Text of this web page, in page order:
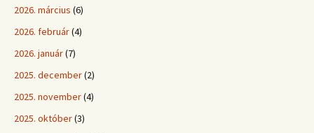
2026. március (6)
2026. február(4)
2026. január(7)
2025. december(2)
2025. november(4)
2025. október(3)